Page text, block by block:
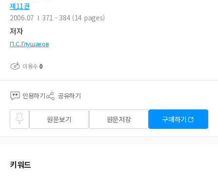
제11권
2006.07
371 - 384 (14 pages)
저자
П.С.Глушаков
이용수0
인용하기 공유하기
즐겨
찾기
원문보기 원문저장 구매하기
키워드